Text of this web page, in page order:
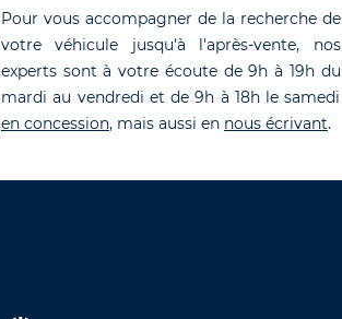
Pour vous accompagner de la recherche de
votre véhicule jusqu'à l'après-vente, nos
experts sont à votre écoute de 9h à 19h du
mardi au vendredi et de 9h à 18h le samedi
en concession, mais aussi en nous écrivant.